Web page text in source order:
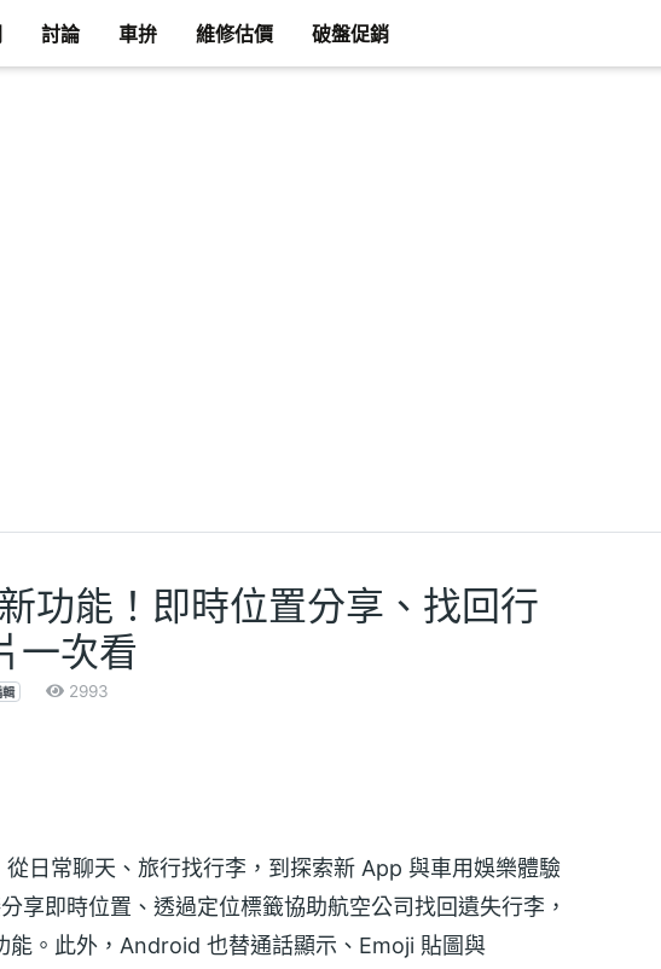
討論 車拚 維修估價 破盤促銷
功能！即時位置分享、找回行
一次看
輯 2993
日常聊天、旅行找行李，到探索新 App 與車用娛樂體驗
享即時位置、透過定位標籤協助航空公司找回遺失行李，
能。此外，Android 也替通話顯示、Emoji 貼圖與